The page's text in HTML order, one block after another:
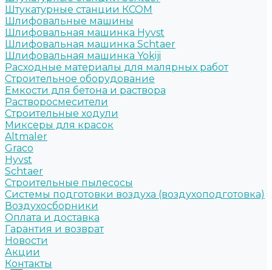
Штукатурные станции КСОМ
Шлифовальные машины
Шлифовальная машинка Hyvst
Шлифовальная машинка Schtaer
Шлифовальная машинка Yokiji
Расходные материалы для малярных работ
Строительное оборудование
Емкости для бетона и раствора
Растворосмесители
Строительные ходули
Миксеры для красок
Altmaler
Graco
Hyvst
Schtaer
Строительные пылесосы
Системы подготовки воздуха (воздухоподготовка)
Воздухосборники
Оплата и доставка
Гарантия и возврат
Новости
Акции
Контакты